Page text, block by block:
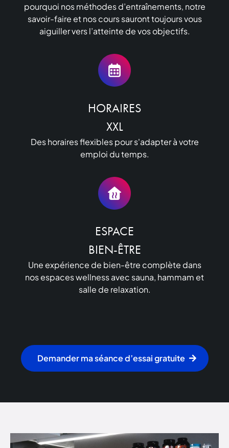
pourquoi nos méthodes d’entraînements, notre
savoir-faire et nos cours sauront toujours vous
aiguiller vers l’atteinte de vos objectifs.
HORAIRES
XXL
Des horaires flexibles pour s'adapter à votre
emploi du temps.
ESPACE
BIEN-ÊTRE
Une expérience de bien-être complète dans
nos espaces wellness avec sauna, hammam et
salle de relaxation.
Demander ma séance d’essai gratuite